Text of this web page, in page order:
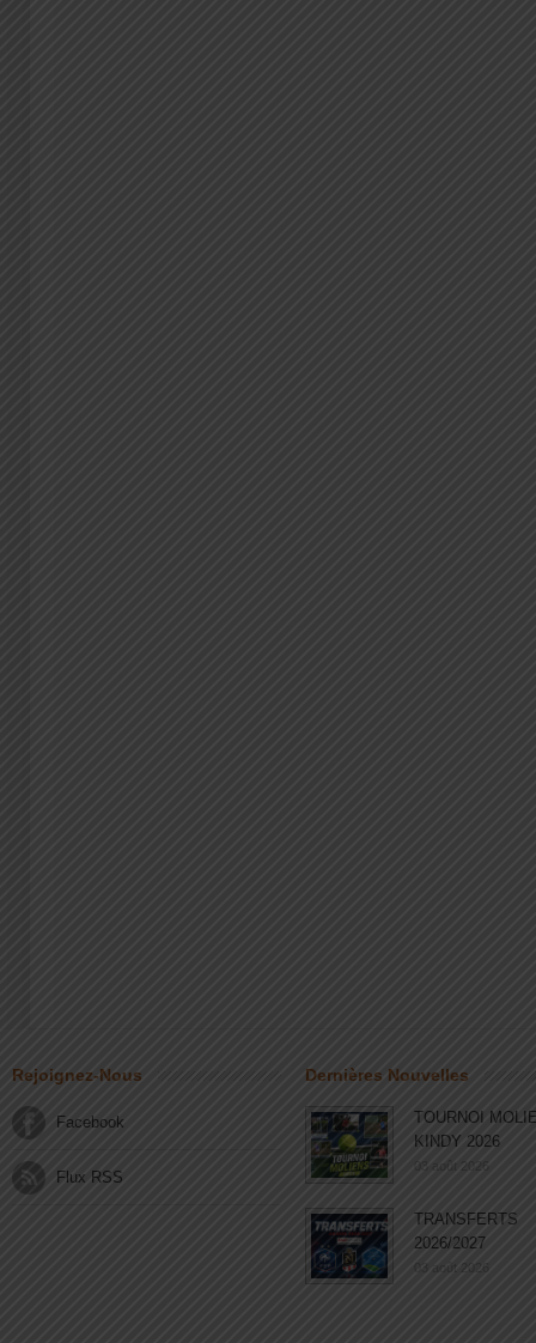
Rejoignez-Nous
Facebook
Flux RSS
Dernières Nouvelles
TOURNOI
KINDY 2026
03 août 2026
TRANSFERTS
2026/2027
03 août 2026